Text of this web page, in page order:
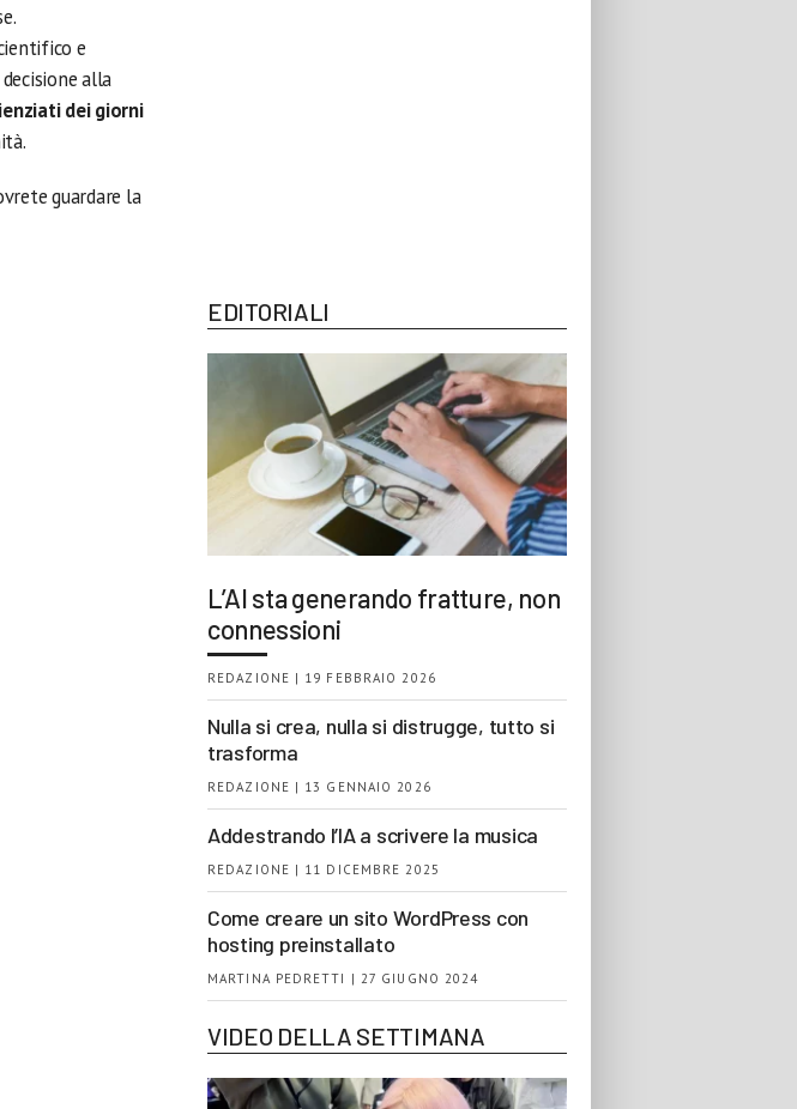
e
alla
dei giorni
guardare la
EDITORIALI
L’AI sta generando fratture, non
connessioni
REDAZIONE | 19 FEBBRAIO 2026
Nulla si crea, nulla si distrugge, tutto si
trasforma
REDAZIONE | 13 GENNAIO 2026
Addestrando l’IA a scrivere la musica
REDAZIONE | 11 DICEMBRE 2025
Come creare un sito WordPress con
hosting preinstallato
MARTINA PEDRETTI | 27 GIUGNO 2024
VIDEO DELLA SETTIMANA